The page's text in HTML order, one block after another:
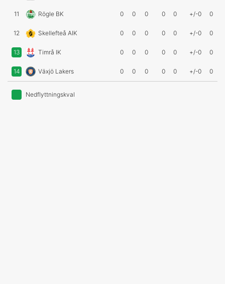
11 Rögle BK 0 0 0 0 0 +/-0 0
12 Skellefteå AIK 0 0 0 0 0 +/-0 0
13 Timrå IK 0 0 0 0 0 +/-0 0
14 Växjö Lakers 0 0 0 0 0 +/-0 0
Nedflyttningskval